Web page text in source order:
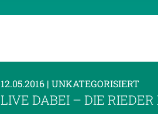
12.05.2016 | UNKATEGORISIERT
LIVE DABEI – DIE